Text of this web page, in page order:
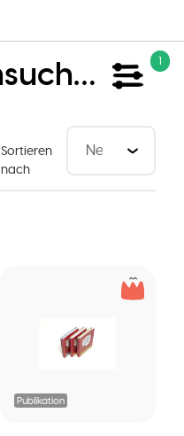
Artikel durchsuchen 1
Sortieren
nach
Publikation